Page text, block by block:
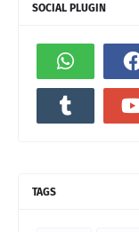
SOCIAL PLUGIN
TAGS